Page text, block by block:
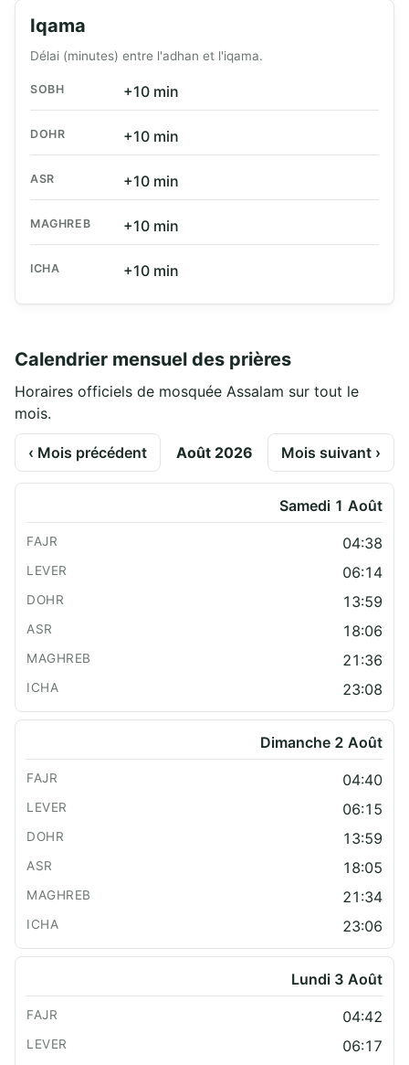
Iqama
Délai (minutes) entre l'adhan et l'iqama.
SOBH +10 min
DOHR +10 min
ASR +10 min
MAGHREB +10 min
ICHA +10 min
Calendrier mensuel des prières
Horaires officiels de mosquée Assalam sur tout le
mois.
‹ Mois précédent Août 2026 Mois suivant ›
Samedi 1 Août
04:38
06:14
13:59
18:06
21:36
23:08
Dimanche 2 Août
04:40
06:15
13:59
18:05
21:34
23:06
Lundi 3 Août
04:42
06:17